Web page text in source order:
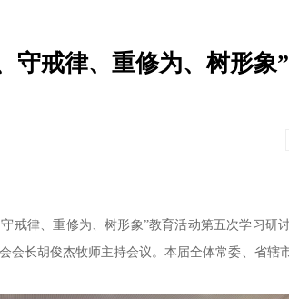
守戒律、重修为、树形象
戒律、重修为、树形象”教育活动第五次学习研
会长胡俊杰牧师主持会议。本届全体常委、省辖